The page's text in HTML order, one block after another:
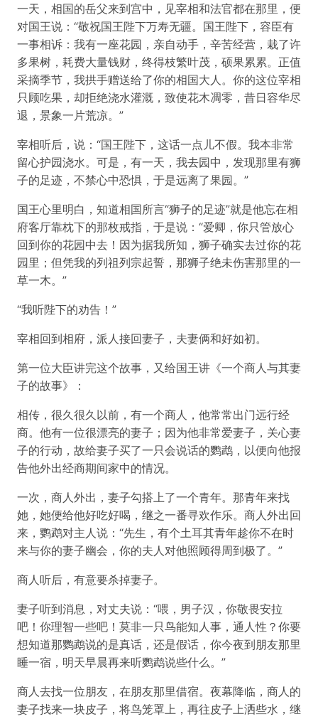
一天，相国的岳父来到宫中，见宰相和法官都在那里，便
对国王说：“敬祝国王陛下万寿无疆。国王陛下，容臣有
一事相诉：我有一座花园，亲自动手，辛苦经营，栽了许
多果树，耗费大量钱财，终得枝繁叶茂，硕果累累。正值
采摘季节，我拱手赠送给了你的相国大人。你的这位宰相
只顾吃果，却拒绝浇水灌溉，致使花木凋零，昔日容华尽
退，景象一片荒凉。”
宰相听后，说：“国王陛下，这话一点儿不假。我本非常
留心护园浇水。可是，有一天，我去园中，发现那里有狮
子的足迹，不禁心中恐惧，于是远离了果园。”
国王心里明白，知道相国所言“狮子的足迹”就是他忘在相
府客厅靠枕下的那枚戒指，于是说：“爱卿，你只管放心
回到你的花园中去！因为据我所知，狮子确实去过你的花
园里；但凭我的列祖列宗起誓，那狮子绝未伤害那里的一
草一木。”
“我听陛下的劝告！”
宰相回到相府，派人接回妻子，夫妻俩和好如初。
第一位大臣讲完这个故事，又给国王讲《一个商人与其妻
子的故事》：
相传，很久很久以前，有一个商人，他常常出门远行经
商。他有一位很漂亮的妻子；因为他非常爱妻子，关心妻
子的行动，故给妻子买了一只会说话的鹦鹉，以便向他报
告他外出经商期间家中的情况。
一次，商人外出，妻子勾搭上了一个青年。那青年来找
她，她便给他好吃好喝，继之一番寻欢作乐。商人外出回
来，鹦鹉对主人说：“先生，有个土耳其青年趁你不在时
来与你的妻子幽会，你的夫人对他照顾得周到极了。”
商人听后，有意要杀掉妻子。
妻子听到消息，对丈夫说：“喂，男子汉，你敬畏安拉
吧！你理智一些吧！莫非一只鸟能知人事，通人性？你要
想知道那鹦鹉说的是真话，还是假话，你今夜到朋友那里
睡一宿，明天早晨再来听鹦鹉说些什么。”
商人去找一位朋友，在朋友那里借宿。夜幕降临，商人的
妻子找来一块皮子，将鸟笼罩上，再往皮子上洒些水，继